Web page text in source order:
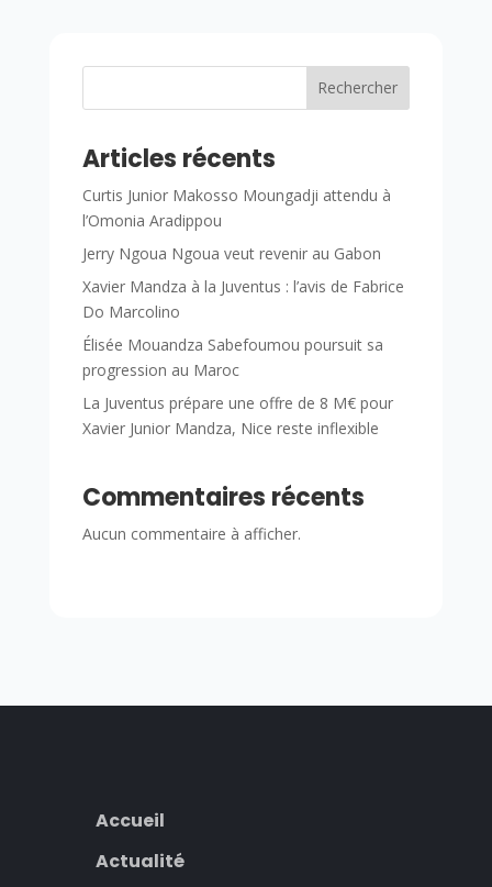
Rechercher
Articles récents
Curtis Junior Makosso Moungadji attendu à
l’Omonia Aradippou
Jerry Ngoua Ngoua veut revenir au Gabon
Xavier Mandza à la Juventus : l’avis de Fabrice
Do Marcolino
Élisée Mouandza Sabefoumou poursuit sa
progression au Maroc
La Juventus prépare une offre de 8 M€ pour
Xavier Junior Mandza, Nice reste inflexible
Commentaires récents
Aucun commentaire à afficher.
Accueil
Actualité